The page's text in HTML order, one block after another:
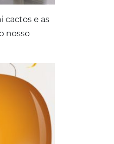
cactos e as
nosso